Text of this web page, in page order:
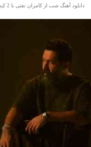
دانلود آهنگ شب از کامران تفتی با 2 کیفیت 128 و 320 همراه با متن آهنگ